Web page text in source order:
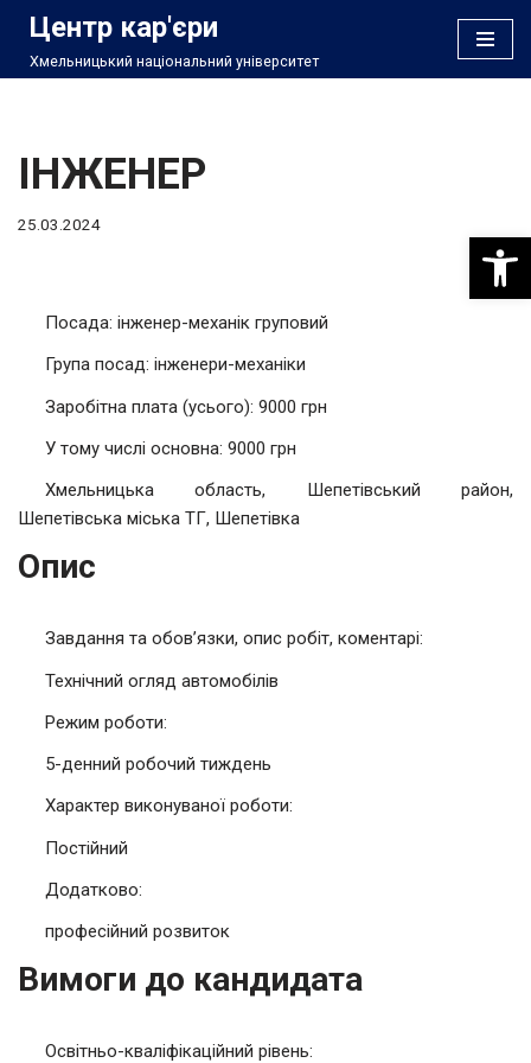
Перейти
Центр кар'єри
Хмельницький національний університет
ІНЖЕНЕР
25.03.2024
Посада: інженер-механік груповий
Група посад: інженери-механіки
Заробітна плата (усього): 9000 грн
У тому числі основна: 9000 грн
Хмельницька область, Шепетівський район,
Шепетівська міська ТГ, Шепетівка
Опис
Завдання та обов’язки, опис робіт, коментарі:
Технічний огляд автомобілів
Режим роботи:
5-денний робочий тиждень
Характер виконуваної роботи:
Постійний
Додатково:
професійний розвиток
Вимоги до кандидата
Освітньо-кваліфікаційний рівень: